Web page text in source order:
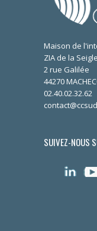
Maison de
ZIA de la
2 rue Galilée
44270
02.40.02.32.62
SUIVEZ-NOUS